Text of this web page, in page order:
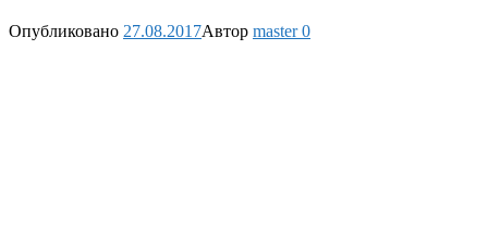
Опубликовано 27.08.2017Автор master0